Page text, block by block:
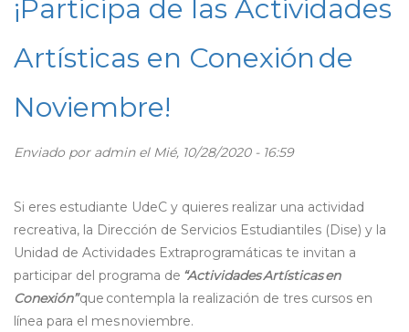
reunieron
seminario
abordar
cuidado
mental
estudiantes
¡Participa de las Actividades
Artísticas en Conexión de
Noviembre!
Enviado por adminel Mié, 10/28/2020 - 16:59
Si eres estudiante UdeC y quieres realizar una actividad
recreativa, la Dirección de Servicios Estudiantiles (Dise) y la
Unidad de Actividades Extraprogramáticas te invitan a
participar del programa de “Actividades Artísticas en
Conexión”que contempla la realización de tres cursos en
línea para el mes noviembre.